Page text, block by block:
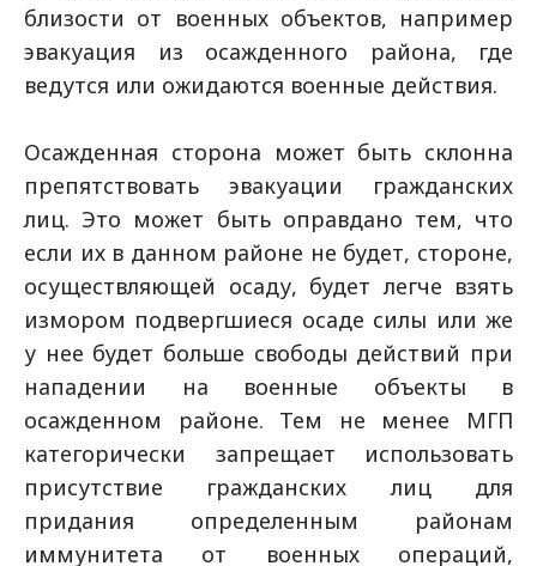
близости от военных объектов, например
эвакуация из осажденного района, где
ведутся или ожидаются военные действия.
Осажденная сторона может быть склонна
препятствовать эвакуации гражданских
лиц. Это может быть оправдано тем, что
если их в данном районе не будет, стороне,
осуществляющей осаду, будет легче взять
измором подвергшиеся осаде силы или же
у нее будет больше свободы действий при
нападении на военные объекты в
осажденном районе. Тем не менее МГП
категорически запрещает использовать
присутствие гражданских лиц для
придания определенным районам
иммунитета от военных операций,